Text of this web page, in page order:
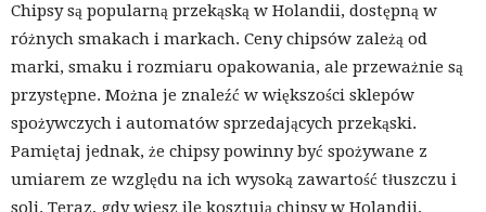
Chipsy są popularną przekąską w Holandii, dostępną w
różnych smakach i markach. Ceny chipsów zależą od
marki, smaku i rozmiaru opakowania, ale przeważnie są
przystępne. Można je znaleźć w większości sklepów
spożywczych i automatów sprzedających przekąski.
Pamiętaj jednak, że chipsy powinny być spożywane z
umiarem ze względu na ich wysoką zawartość tłuszczu i
soli. Teraz, gdy wiesz ile kosztują chipsy w Holandii,